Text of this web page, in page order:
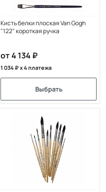
Кисть белки плоская Van Gogh
"122" короткая ручка
от 4 134
1 034 x 4 платежа
Выбрать